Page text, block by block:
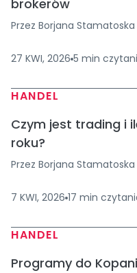
brokerów
Przez Borjana Stamatoska
27 KWI, 2026 5 min
HANDEL
Czym jest trading i
roku?
Przez Borjana Stamatoska
7 KWI, 2026 17 min
HANDEL
Programy do